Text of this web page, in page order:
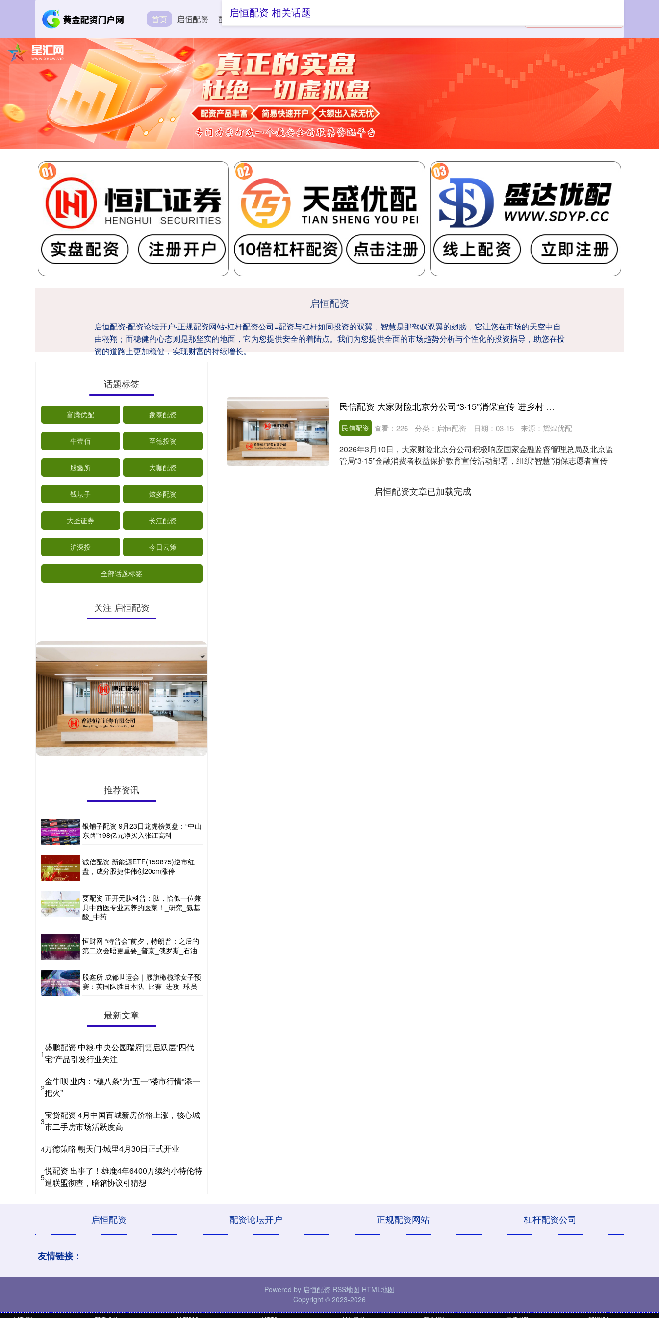
首页 启恒配资 配资论坛开户 正规配资网站
启恒配资
启恒配资-配资论坛开户-正规配资网站-杠杆配资公司=配资与杠杆如同投资的双翼，智慧是那驾驭双翼的翅膀，它让您在市场的天空中自
由翱翔；而稳健的心态则是那坚实的地面，它为您提供安全的着陆点。我们为您提供全面的市场趋势分析与个性化的投资指导，助您在投
资的道路上更加稳健，实现财富的持续增长。
启恒配资 相关话题
民信配资 大家财险北京分公司“3·15”消保宣传 进乡村 筑牢老年群体金融“防护网”
民信配资 日期：03-15 来源：辉煌优配
查看： 226 分类： 启恒配资
2026年3月10日，大家财险北京分公司积极响应国家金融监督管理总局及北京监
管局“3·15”金融消费者权益保护教育宣传活动部署，组织“智慧”消保志愿者宣传
启恒配资文章已加载完成
话题标签
富腾优配 象泰配资
牛壹佰 至德投资
股鑫所 大咖配资
钱坛子 炫多配资
大圣证券 长江配资
沪深投 今日云策
全部话题标签
关注 启恒配资
推荐资讯
银铺子配资 9月23日龙虎榜复盘：“中山
东路”198亿元净买入张江高科
诚信配资 新能源ETF(159875)逆市红
盘，成分股捷佳伟创20cm涨停
要配资 正开元肽科普：肽，恰似一位兼
具中西医专业素养的医家！_研究_氨基
酸_中药
恒财网 “特普会”前夕，特朗普：之后的
第二次会晤更重要_普京_俄罗斯_石油
股鑫所 成都世运会｜腰旗橄榄球女子预
赛：英国队胜日本队_比赛_进攻_球员
最新文章
1
盛鹏配资 中粮·中央公园瑞府|雲启跃层“四代
宅”产品引发行业关注
2
金牛呗 业内：“穗八条”为“五一”楼市行情“添一
把火”
3
宝贷配资 4月中国百城新房价格上涨，核心城
市二手房市场活跃度高
4万德策略 朝天门·城里4月30日正式开业
5
悦配资 出事了！雄鹿4年6400万续约小特伦特
遭联盟彻查，暗箱协议引猜想
启恒配资 配资论坛开户 正规配资网站 杠杆配资公司
友情链接：
Powered by 启恒配资 RSS地图 HTML地图
Copyright © 2023-2026